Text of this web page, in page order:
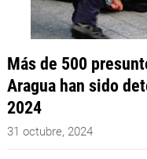
Más de 500
Aragua han sido
2024
31 octubre, 2024